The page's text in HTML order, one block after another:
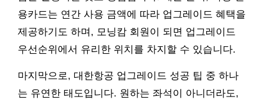
용카드는 연간 사용 금액에 따라 업그레이드 혜택을
제공하기도 하며, 모닝캄 회원이 되면 업그레이드
우선순위에서 유리한 위치를 차지할 수 있습니다.
마지막으로, 대한항공 업그레이드 성공 팁 중 하나
는 유연한 태도입니다. 원하는 좌석이 아니더라도,